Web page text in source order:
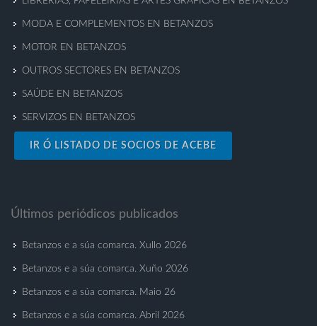
MODA E COMPLEMENTOS EN BETANZOS
MOTOR EN BETANZOS
OUTROS SECTORES EN BETANZOS
SAÚDE EN BETANZOS
SERVIZOS EN BETANZOS
IR Ó LISTADO DE SOCIOS DE ACEBE
Últimos periódicos publicados
Betanzos e a súa comarca. Xullo 2026
Betanzos e a súa comarca. Xuño 2026
Betanzos e a súa comarca. Maio 26
Betanzos e a súa comarca. Abril 2026